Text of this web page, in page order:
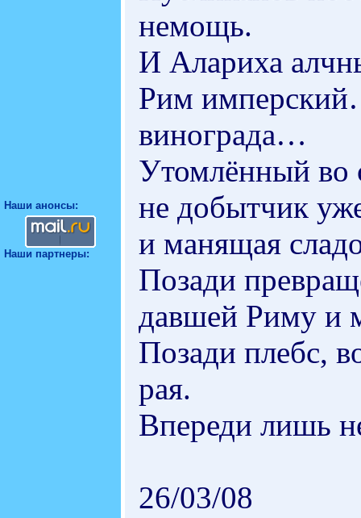
Наши анонсы:
Наши партнеры:
немощь.
И Алариха
Рим
винограда…
Утомлённый во
не добытчик
и манящая
Позади
давшей Риму и
Позади плебс,
рая.
Впереди лишь
26/03/08